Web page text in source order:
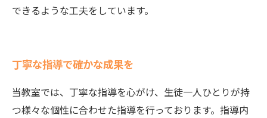
できるような工夫をしています。
丁寧な指導で確かな成果を
当教室では、丁寧な指導を心がけ、生徒一人ひとりが持
つ様々な個性に合わせた指導を行っております。指導内